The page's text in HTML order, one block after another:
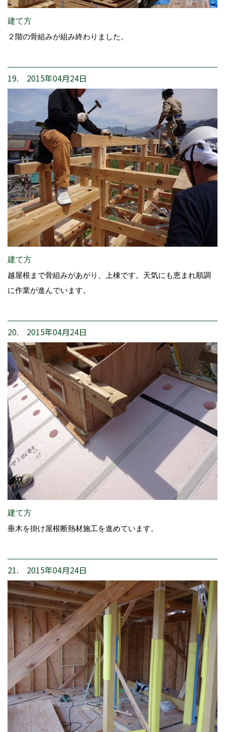
建て方
２階の骨組みが組み終わりました。
19. 2015年04月24日
建て方
越屋根まで骨組みがあがり、上棟です。天気にも恵まれ順調
に作業が進んでいます。
20. 2015年04月24日
建て方
垂木を掛け屋根断熱材施工を進めています。
21. 2015年04月24日